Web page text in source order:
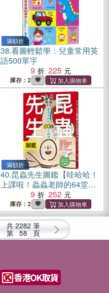
滿額折
38.看圖輕鬆學：兒童常用英
語500單字
9
225
庫存：2
滿額折
40.昆蟲先生圖鑑【哇哈哈！
上課啦！蟲蟲老師的64堂昆
9 252
庫存：2
共 2282 筆
第 58 頁